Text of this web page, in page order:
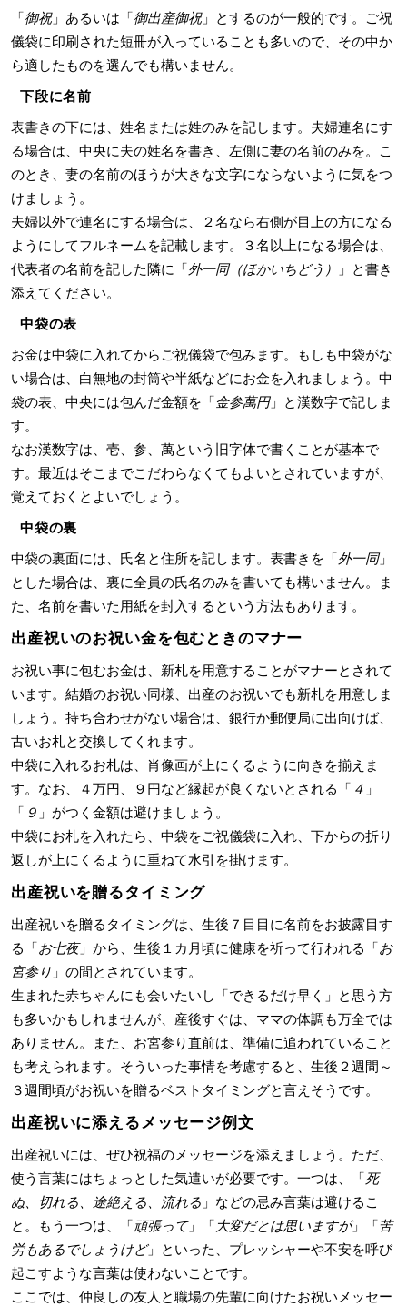
「御祝」あるいは「御出産御祝」とするのが一般的です。ご祝
儀袋に印刷された短冊が入っていることも多いので、その中か
ら適したものを選んでも構いません。
下段に名前
表書きの下には、姓名または姓のみを記します。夫婦連名にす
る場合は、中央に夫の姓名を書き、左側に妻の名前のみを。こ
のとき、妻の名前のほうが大きな文字にならないように気をつ
けましょう。
夫婦以外で連名にする場合は、２名なら右側が目上の方になる
ようにしてフルネームを記載します。３名以上になる場合は、
代表者の名前を記した隣に「外一同（ほかいちどう）
」と書き
添えてください。
中袋の表
お金は中袋に入れてからご祝儀袋で包みます。もしも中袋がな
い場合は、白無地の封筒や半紙などにお金を入れましょう。中
袋の表、中央には包んだ金額を「金参萬円」と漢数字で記しま
す。
なお漢数字は、壱、参、萬という旧字体で書くことが基本で
す。最近はそこまでこだわらなくてもよいとされていますが、
覚えておくとよいでしょう。
中袋の裏
中袋の裏面には、氏名と住所を記します。表書きを「外一同」
とした場合は、裏に全員の氏名のみを書いても構いません。ま
た、名前を書いた用紙を封入するという方法もあります。
出産祝いのお祝い金を包むときのマナー
お祝い事に包むお金は、新札を用意することがマナーとされて
います。結婚のお祝い同様、出産のお祝いでも新札を用意しま
しょう。持ち合わせがない場合は、銀行か郵便局に出向けば、
古いお札と交換してくれます。
中袋に入れるお札は、肖像画が上にくるように向きを揃えま
す。なお、４万円、９円など縁起が良くないとされる「 ４ 」
「 ９ 」がつく金額は避けましょう。
中袋にお札を入れたら、中袋をご祝儀袋に入れ、下からの折り
返しが上にくるように重ねて水引を掛けます。
出産祝いを贈るタイミング
出産祝いを贈るタイミングは、生後７目目に名前をお披露目す
る「お七夜」から、生後１カ月頃に健康を祈って行われる「お
宮参り 」の間とされています。
生まれた赤ちゃんにも会いたいし「できるだけ早く」と思う方
も多いかもしれませんが、産後すぐは、ママの体調も万全では
ありません。また、お宮参り直前は、準備に追われていること
も考えられます。そういった事情を考慮すると、生後２週間～
３週間頃がお祝いを贈るベストタイミングと言えそうです。
出産祝いに添えるメッセージ例文
出産祝いには、ぜひ祝福のメッセージを添えましょう。ただ、
使う言葉にはちょっとした気遣いが必要です。一つは、「死
ぬ、切れる、途絶える、流れる 」などの忌み言葉は避けるこ
と。もう一つは、「頑張って」「 大変だとは思いますが」「苦
労もあるでしょうけど」といった、プレッシャーや不安を呼び
起こすような言葉は使わないことです。
ここでは、仲良しの友人と職場の先輩に向けたお祝いメッセー